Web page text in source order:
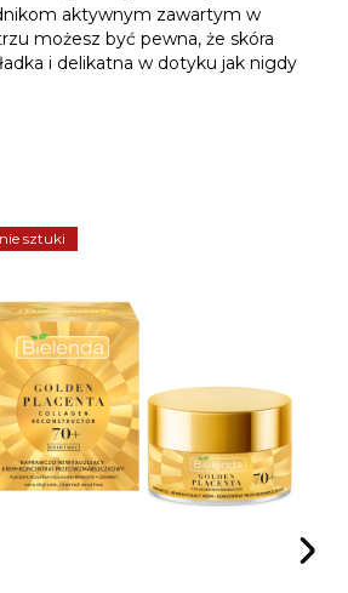
aktywnym zawartym w
możesz być pewna, że skóra
i delikatna w dotyku jak nigdy
sztuki